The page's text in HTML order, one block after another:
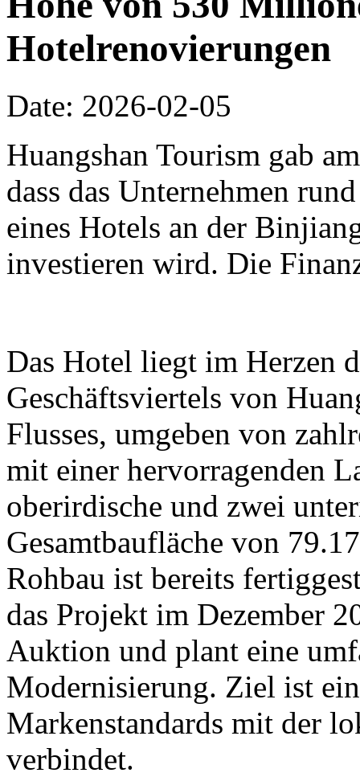
Hotelrenovierungen
Date: 2026-02-05
Huangshan Tourism gab
dass das Unternehmen
eines Hotels an der
investieren wird. Die
Das Hotel liegt im Herzen
Geschäftsviertels von
Flusses, umgeben von
mit einer hervorragenden
oberirdische und zwei
Gesamtbaufläche von
Rohbau ist bereits
das Projekt im Dezember
Auktion und plant eine
Modernisierung. Ziel ist
Markenstandards mit der
verbindet.